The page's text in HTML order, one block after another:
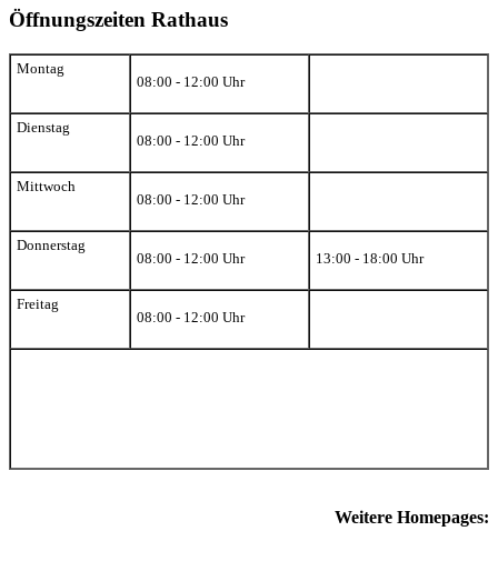
Öffnungszeiten Rathaus
Montag
08:00 - 12:00 Uhr
Dienstag
08:00 - 12:00 Uhr
Mittwoch
08:00 - 12:00 Uhr
Donnerstag
08:00 - 12:00 Uhr
13:00 - 18:00 Uhr
Freitag
08:00 - 12:00 Uhr
Weitere Homepages: